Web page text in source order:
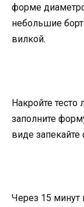
форме
небольшие
вилкой.
Накройте тесто
заполните
виде запекайте
Через 15 минут